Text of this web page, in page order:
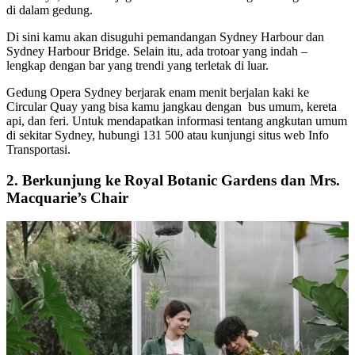
di dalam gedung.
Di sini kamu akan disuguhi pemandangan Sydney Harbour dan
Sydney Harbour Bridge. Selain itu, ada trotoar yang indah –
lengkap dengan bar yang trendi yang terletak di luar.
Gedung Opera Sydney berjarak enam menit berjalan kaki ke
Circular Quay yang bisa kamu jangkau dengan bus umum, kereta
api, dan feri. Untuk mendapatkan informasi tentang angkutan umum
di sekitar Sydney, hubungi 131 500 atau kunjungi situs web Info
Transportasi.
2. Berkunjung ke Royal Botanic Gardens dan Mrs.
Macquarie’s Chair